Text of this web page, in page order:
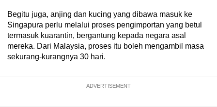
Begitu juga, anjing dan kucing yang dibawa masuk ke
Singapura perlu melalui proses pengimportan yang betul
termasuk kuarantin, bergantung kepada negara asal
mereka. Dari Malaysia, proses itu boleh mengambil masa
sekurang-kurangnya 30 hari.
ADVERTISEMENT